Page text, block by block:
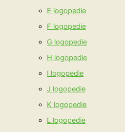
E logopedie
F logopedie
G logopedie
H logopedie
I logopedie
J logopedie
K logopedie
L logopedie